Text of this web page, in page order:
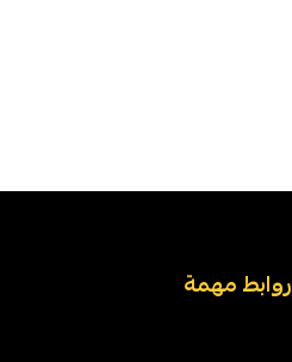
روابط مهمة